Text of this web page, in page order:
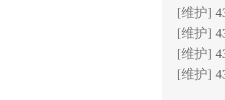
[维护]
[维护]
[维护]
[维护]